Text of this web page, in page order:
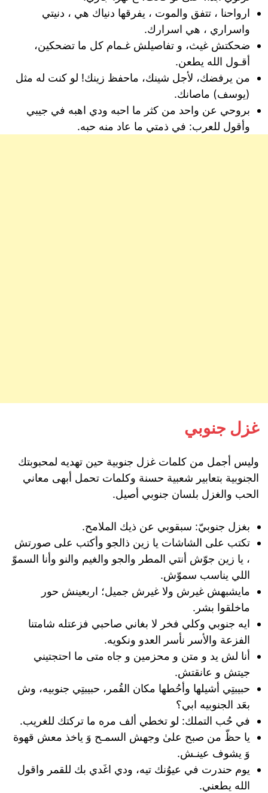
ارواحنا ، تتفق والموت ، يفرقها دنياك هي ، دنيتي
واسراري ، هي اسرارك.
ضحكتش غيث، و تفاصيلش غـمام كل ما تضحكين،
أقـول الله يطعن.
من يرفضك، لأجل شينك، ماحفظ زينك! لو كنت له مثل
(يوسف) ماصانك.
بروحي عن واحد من كثر ما احبه ودي اهبه في جيبي
وأقول للعرب: في ذمتي ما عاد منه حبه.
غزل جنوبي
وليس أجمل من كلمات غزل جنوبية حين تهديه لمحبوبتك
الجنوبية بتعابير شعبية حسنة وكلمات تحمل أبهى معاني
الحب والغزل بلسان جنوبي أصيل.
بغزل جنوبيّ: سبقوبي عن ذيك الملامح.
تكتب على الشاشات يا زين ذالجو وأكتب على صورتش
، يا زين جوّش أنتي المطر والجو والغيم والنو وأنا السموّ
اللي يناسب سموّش.
مايشبهش غيرش ولا غيرش جميل؛ اربعينش حور
ماخلقوا بشر.
ايه جنوبي وكلي فخر لا بغاني صاحبي فزعتله شامتنا
الفزعة والأسر نأسر العدو ونكويه.
أنا لش يد و متن و محزمين و جاه متى ما احتجتيني
جيتش و عانقتش.
حبيبتِي أشيلها وأحُطها مكان القُمر، حبيبتِي جنوبيه، وش
بعَد الجنوبيه ابي؟
في حُب التملك: لو تخطي ألف مره ما تركتك للغريب.
يا حظّ من صبح علىٰ وجهش السمـح وَ ياخذ معش قهوة
وَ يشوف عينـش.
يوم حندرت في عيوُنك تيه، ودي اغَدي بك للقمر واقول
الله يطعني.